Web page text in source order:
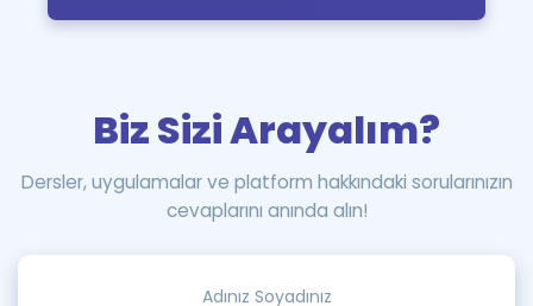
Biz Sizi Arayalım?
Dersler, uygulamalar ve platform hakkındaki sorularınızın
cevaplarını anında alın!